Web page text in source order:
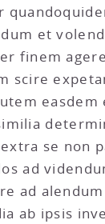
et
finem
scire
se non
ad
ad
ab ipsis